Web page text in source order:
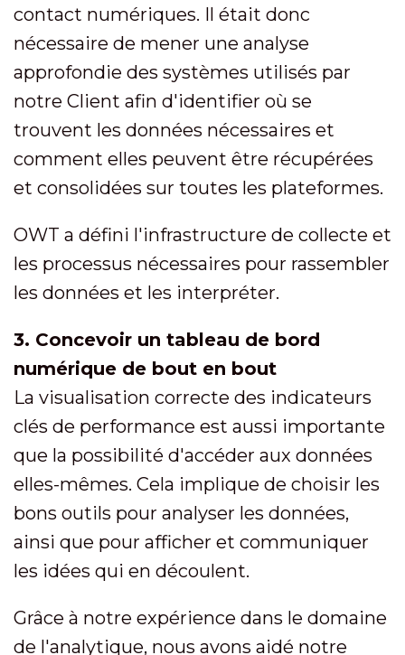
contact numériques. Il était donc
nécessaire de mener une analyse
approfondie des systèmes utilisés par
notre Client afin d'identifier où se
trouvent les données nécessaires et
comment elles peuvent être récupérées
et consolidées sur toutes les plateformes.
OWT a défini l'infrastructure de collecte et
les processus nécessaires pour rassembler
les données et les interpréter.
3. Concevoir un tableau de bord
numérique de bout en bout
La visualisation correcte des indicateurs
clés de performance est aussi importante
que la possibilité d'accéder aux données
elles-mêmes. Cela implique de choisir les
bons outils pour analyser les données,
ainsi que pour afficher et communiquer
les idées qui en découlent.
Grâce à notre expérience dans le domaine
de l'analytique, nous avons aidé notre